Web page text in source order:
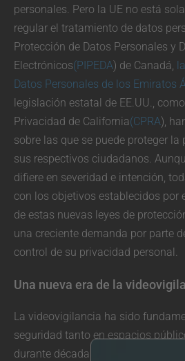
personales. Pero la UE no está
regular el tratamiento de datos
Protección de Datos Personales y
Electrónicos(PIPEDA) de Canadá,
Datos Personales de los Emiratos
legislación estatal de EE.UU.,
Privacidad de California(CPRA),
sobre las que se puede proteger
sus respectivos ciudadanos.
difiere en severidad e intención,
con los objetivos establecidos por
de estas nuevas leyes de
una creciente demanda por parte
control de su privacidad personal.
Una nueva era de la
La videovigilancia ha sido
seguridad tanto en espacios
durante décadas. Sin embargo, en